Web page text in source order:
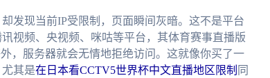
发现当前IP受限制，页面瞬间灰暗。这不是平台
视频、央视频、咪咕等平台，其体育赛事直播版
，服务器就会无情地拒绝访问。这就像你买了一
其是在日本看CCTV5世界杯中文直播地区限制 同